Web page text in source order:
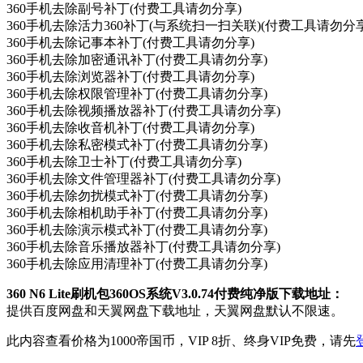
360手机去除副号补丁(付费工具请勿分享)
360手机去除活力360补丁(与系统扫一扫关联)(付费工具请勿分
360手机去除记事本补丁(付费工具请勿分享)
360手机去除加密通讯补丁(付费工具请勿分享)
360手机去除浏览器补丁(付费工具请勿分享)
360手机去除权限管理补丁(付费工具请勿分享)
360手机去除视频播放器补丁(付费工具请勿分享)
360手机去除收音机补丁(付费工具请勿分享)
360手机去除私密模式补丁(付费工具请勿分享)
360手机去除卫士补丁(付费工具请勿分享)
360手机去除文件管理器补丁(付费工具请勿分享)
360手机去除勿扰模式补丁(付费工具请勿分享)
360手机去除相机助手补丁(付费工具请勿分享)
360手机去除演示模式补丁(付费工具请勿分享)
360手机去除音乐播放器补丁(付费工具请勿分享)
360手机去除应用清理补丁(付费工具请勿分享)
360 N6 Lite刷机包360OS系统V3.0.74付费纯净版下载地址：
提供百度网盘和天翼网盘下载地址，天翼网盘默认不限速。
此内容查看价格为1000帝国币，VIP 8折、终身VIP免费，请先